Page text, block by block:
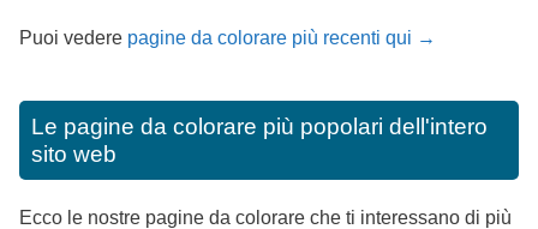
Puoi vedere pagine da colorare più recenti qui →
Le pagine da colorare più popolari dell'intero
sito web
Ecco le nostre pagine da colorare che ti interessano di più